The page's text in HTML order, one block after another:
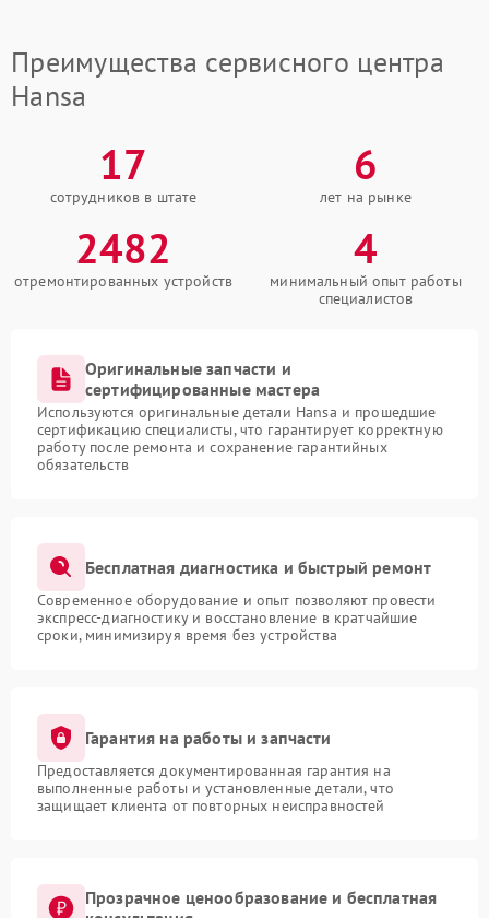
Преимущества сервисного центра
Hansa
17
сотрудников в штате
6
лет на рынке
2482
отремонтированных устройств
4
минимальный опыт работы
специалистов
Оригинальные запчасти и
сертифицированные мастера
Используются оригинальные детали Hansa и прошедшие
сертификацию специалисты, что гарантирует корректную
работу после ремонта и сохранение гарантийных
обязательств
Бесплатная диагностика и быстрый ремонт
Современное оборудование и опыт позволяют провести
экспресс-диагностику и восстановление в кратчайшие
сроки, минимизируя время без устройства
Гарантия на работы и запчасти
Предоставляется документированная гарантия на
выполненные работы и установленные детали, что
защищает клиента от повторных неисправностей
Прозрачное ценообразование и бесплатная